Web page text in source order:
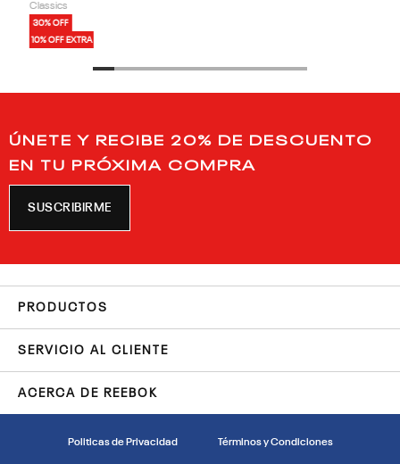
Classics
30% OFF
10% OFF EXTRA
ÚNETE Y RECIBE 20% DE DESCUENTO
EN TU PRÓXIMA COMPRA
SUSCRIBIRME
PRODUCTOS
SERVICIO AL CLIENTE
ACERCA DE REEBOK
Politicas de Privacidad Términos y Condiciones